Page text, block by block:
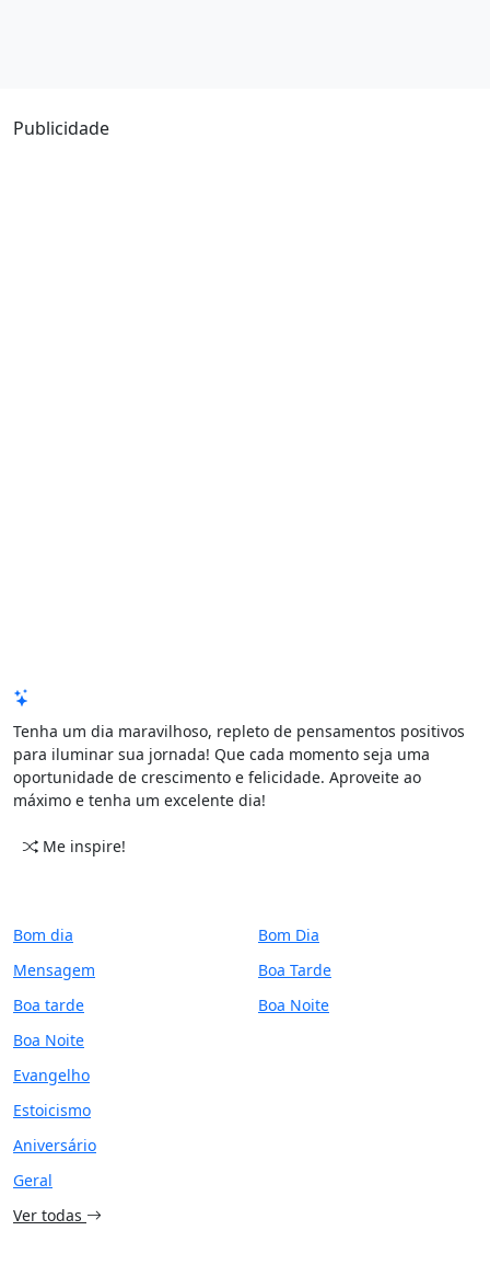
Publicidade
Tenha um dia maravilhoso, repleto de pensamentos positivos
para iluminar sua jornada! Que cada momento seja uma
oportunidade de crescimento e felicidade. Aproveite ao
máximo e tenha um excelente dia!
Me inspire!
Bom dia
Mensagem
Boa tarde
Boa Noite
Evangelho
Estoicismo
Aniversário
Geral
Ver todas
Bom Dia
Boa Tarde
Boa Noite